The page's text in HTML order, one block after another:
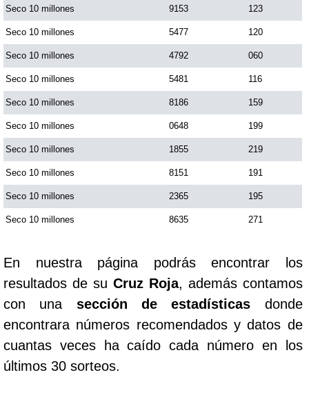
Seco 10 millones 9153 123
Seco 10 millones 5477 120
Seco 10 millones 4792 060
Seco 10 millones 5481 116
Seco 10 millones 8186 159
Seco 10 millones 0648 199
Seco 10 millones 1855 219
Seco 10 millones 8151 191
Seco 10 millones 2365 195
Seco 10 millones 8635 271
En nuestra página podrás encontrar los
resultados de su Cruz Roja, además contamos
con una sección de estadísticas donde
encontrara números recomendados y datos de
cuantas veces ha caído cada número en los
últimos 30 sorteos.